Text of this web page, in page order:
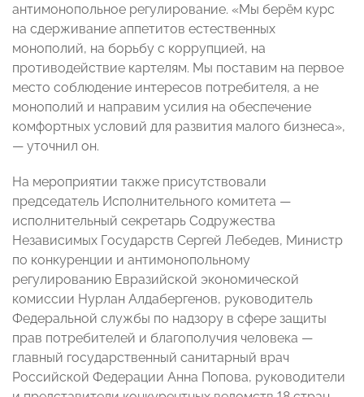
антимонопольное регулирование. «Мы берём курс
на сдерживание аппетитов естественных
монополий, на борьбу с коррупцией, на
противодействие картелям. Мы поставим на первое
место соблюдение интересов потребителя, а не
монополий и направим усилия на обеспечение
комфортных условий для развития малого бизнеса»,
— уточнил он.
На мероприятии также присутствовали
председатель Исполнительного комитета —
исполнительный секретарь Содружества
Независимых Государств Сергей Лебедев, Министр
по конкуренции и антимонопольному
регулированию Евразийской экономической
комиссии Нурлан Алдабергенов, руководитель
Федеральной службы по надзору в сфере защиты
прав потребителей и благополучия человека —
главный государственный санитарный врач
Российской Федерации Анна Попова, руководители